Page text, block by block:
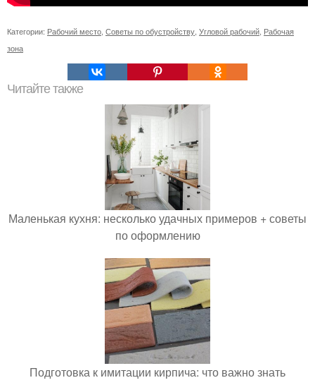
Категории: Рабочий место Советы по обустройству Угловой рабочий Рабочая
зона
Читайте также
Маленькая кухня: несколько удачных примеров + советы
по оформлению
Подготовка к имитации кирпича: что важно знать